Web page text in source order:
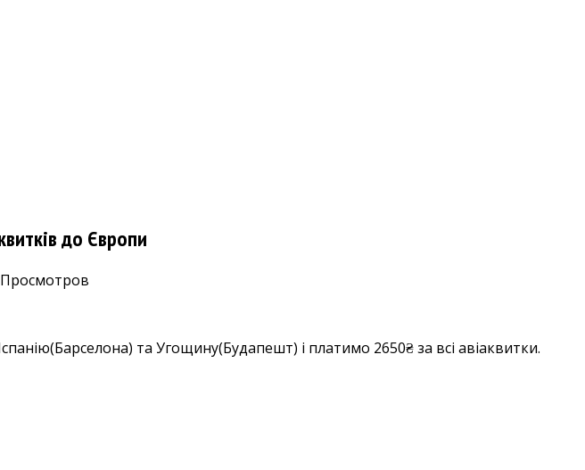
до Європи
Просмотров
та Угощину(Будапешт) і платимо 2650₴ за всі авіаквитки.